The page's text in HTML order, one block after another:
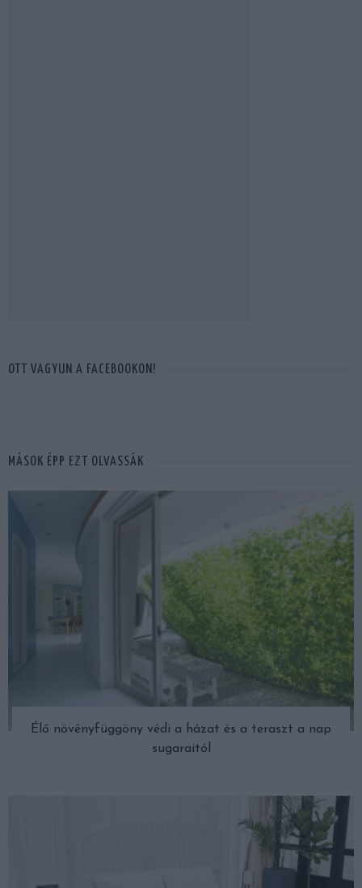
OTT VAGYUN A FACEBOOKON!
MÁSOK ÉPP EZT OLVASSÁK
Élő növényfüggöny védi a házat és a teraszt a nap
sugaraitól